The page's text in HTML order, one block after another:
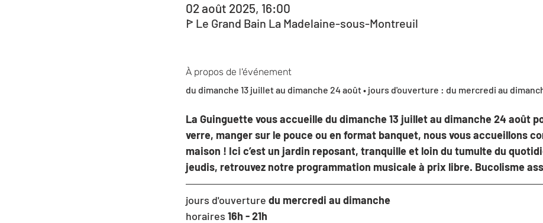
02 août 2025, 16:00
ꚰ Le Grand Bain La Madelaine-sous-Montreuil
À propos de l'événement
du dimanche 13 juillet au dimanche 24 août • jours d'ouverture : du mercredi au
La Guinguette vous accueille du dimanche 13 juillet au dimanche 24 août
verre, manger sur le pouce ou en format banquet, nous vous accueillons
maison ! Ici c’est un jardin reposant, tranquille et loin du tumulte du
jeudis, retrouvez notre programmation musicale à prix libre. Bucolisme
jours d'ouverture du mercredi au dimanche
horaires 16h - 21h